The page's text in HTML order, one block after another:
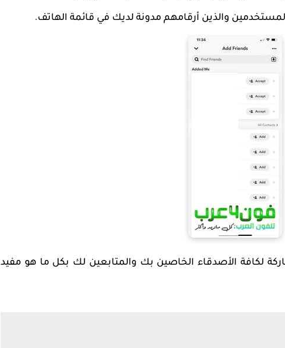
والذين أرقامهم مدونة لديك في قائمة الهاتف.
لكافة الأصدقاء الخاصين بك والمتابعين لك بكل ما هو مفيد